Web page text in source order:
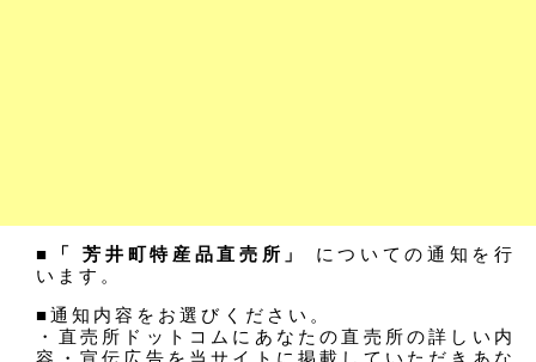
■「 芳井町特産品直売所」 についての通知を行
います。
■通知内容をお選びください。
・直売所ドットコムにあなたの直売所の詳しい内
容・宣伝広告を当サイトに掲載していただきあな